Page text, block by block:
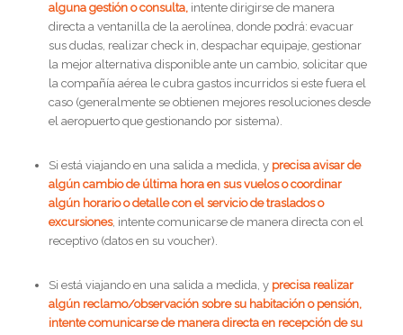
alguna gestión o consulta,intente dirigirse de manera
directa a ventanilla de la aerolínea, donde podrá: evacuar
sus dudas, realizar check in, despachar equipaje, gestionar
la mejor alternativa disponible ante un cambio, solicitar que
la compañía aérea le cubra gastos incurridos si este fuera el
caso (generalmente se obtienen mejores resoluciones desde
el aeropuerto que gestionando por sistema).
Si está viajando en una salida a medida, yprecisa avisar de
algún cambio de última hora en sus vuelos o coordinar
algún horario o detalle con el servicio de traslados o
excursiones, intente comunicarse de manera directa con el
receptivo (datos en su voucher).
Si está viajando en una salida a medida, yprecisa realizar
algún reclamo/observación sobre su habitación o pensión,
intente comunicarse de manera directa en recepción de su